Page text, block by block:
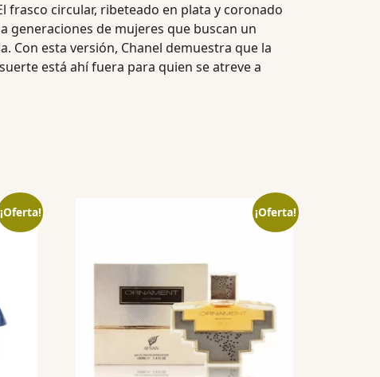
frasco circular, ribeteado en plata y coronado
generaciones de mujeres que buscan un
Con esta versión, Chanel demuestra que la
está ahí fuera para quien se atreve a
¡Oferta! ¡Oferta!